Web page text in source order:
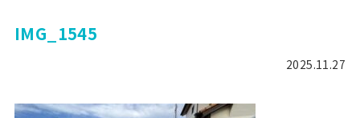
IMG_1545
2025.11.27